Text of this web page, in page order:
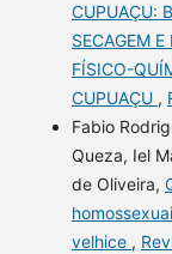
CUPUAÇU:
SECAGEM
FÍSICO-
CUPUAÇU ,
Fabio
Queza, Iel
de Oliveira,
velhice ,